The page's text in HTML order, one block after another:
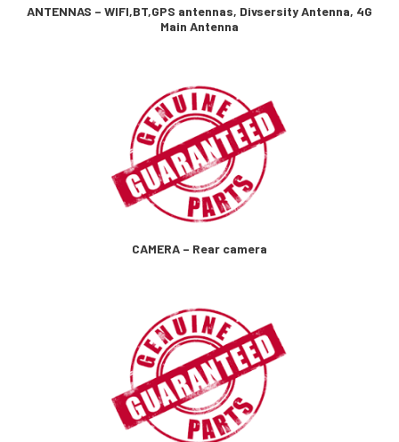
ANTENNAS – WIFI,BT,GPS antennas, Divsersity Antenna, 4G
Main Antenna
CAMERA – Rear camera